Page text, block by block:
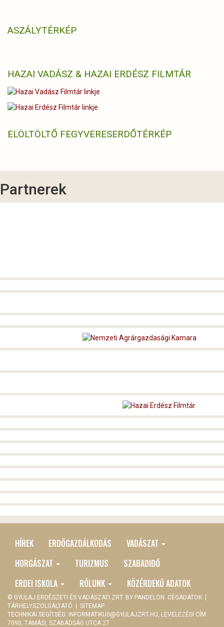
ASZÁLYTÉRKÉP
HAZAI VADÁSZ & HAZAI ERDÉSZ FILMTÁR
ELÖLTÖLTŐ FEGYVERESERDŐTÉRKÉP
Partnerek
MAIN
MENU
HÍREK ERDŐGAZDÁLKODÁS
VADÁSZAT
HORGÁSZAT
TURIZMUS
SZABADIDŐ
ERDEI ISKOLA
RÓLUNK KÖZÉRDEKŰ ADATOK
© GYULAJ ERDÉSZETI ÉS VADÁSZATI ZRT. BY PANDELON CÉGADATOK |
TÁRHELYSZOLGÁLTATÓ | SITEMAP
TECHNIKAI SEGÍTSÉG: INFORMATIKUS@GYULAJZRT.HU, LEVELEZÉSI CÍM:
7090, TAMÁSI, SZABADSÁG UTCA 27